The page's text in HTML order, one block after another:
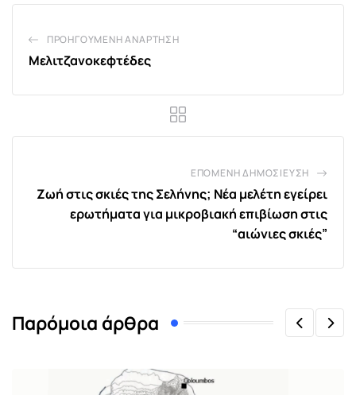
ΠΡΟΗΓΟΎΜΕΝΗ ΑΝΆΡΤΗΣΗ
Μελιτζανοκεφτέδες
ΕΠΌΜΕΝΗ ΔΗΜΟΣΊΕΥΣΗ
Ζωή στις σκιές της Σελήνης; Νέα μελέτη εγείρει
ερωτήματα για μικροβιακή επιβίωση στις
“αιώνιες σκιές”
Παρόμοια άρθρα